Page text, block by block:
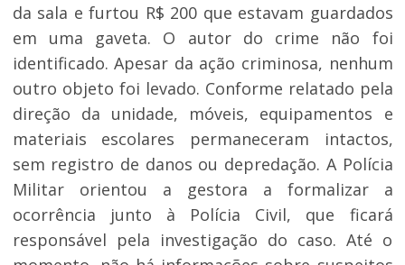
da sala e furtou R$ 200 que estavam guardados
em uma gaveta. O autor do crime não foi
identificado. Apesar da ação criminosa, nenhum
outro objeto foi levado. Conforme relatado pela
direção da unidade, móveis, equipamentos e
materiais escolares permaneceram intactos,
sem registro de danos ou depredação. A Polícia
Militar orientou a gestora a formalizar a
ocorrência junto à Polícia Civil, que ficará
responsável pela investigação do caso. Até o